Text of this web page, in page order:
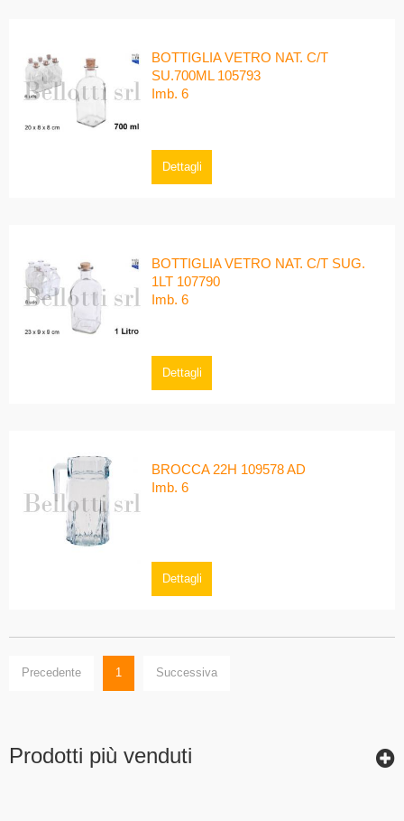
BOTTIGLIA VETRO NAT. C/T
SU.700ML 105793
Imb. 6
Dettagli
BOTTIGLIA VETRO NAT. C/T SUG.
1LT 107790
Imb. 6
Dettagli
BROCCA 22H 109578 AD
Imb. 6
Dettagli
Precedente 1 Successiva
Prodotti più venduti